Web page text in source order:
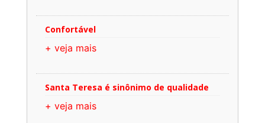
Confortável
+ veja mais
Santa Teresa é sinônimo de qualidade
+ veja mais